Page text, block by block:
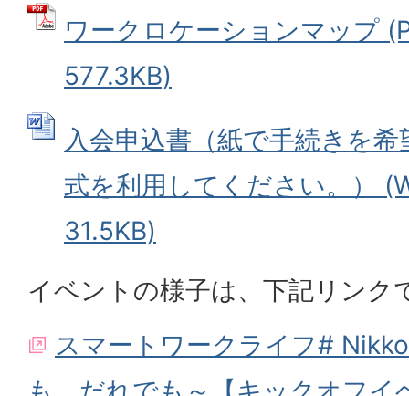
ワークロケーションマップ
577.3KB)
入会申込書（紙で手続きを
式を利用してください。）
31.5KB)
イベントの様子は、下記リンク
スマートワークライフ#